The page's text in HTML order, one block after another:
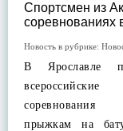
Спортсмен из
соревнованиях
Новость в рубрике:
В Ярославле
всероссийские
прыжкам на